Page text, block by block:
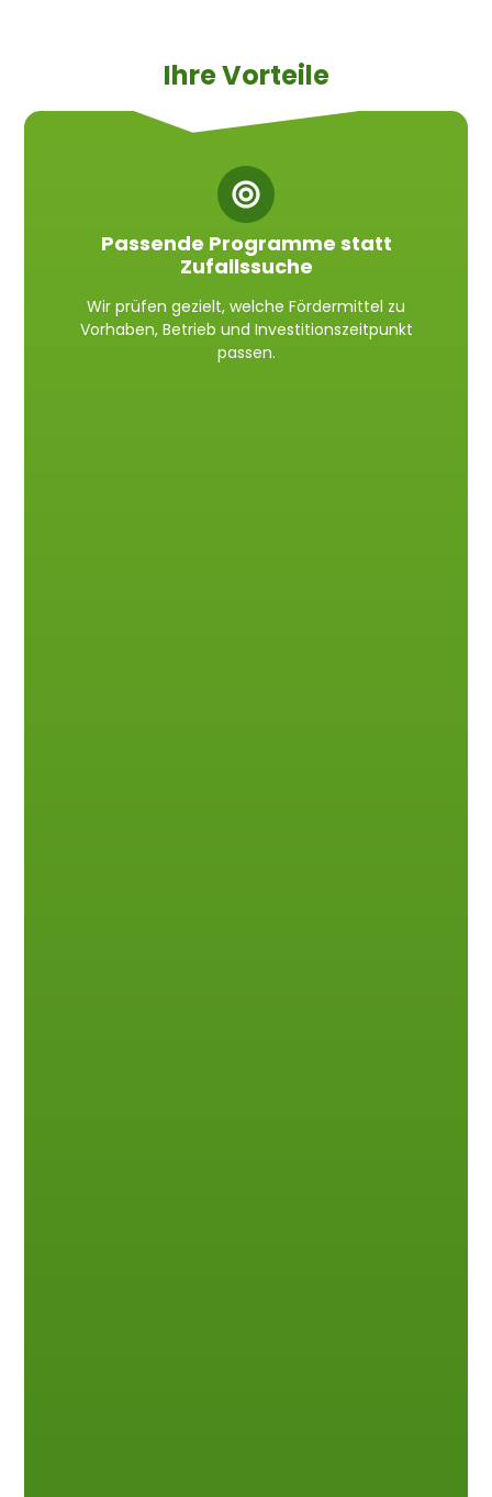
Ihre Vorteile
Passende Programme statt
Zufallssuche
Wir prüfen gezielt, welche Fördermittel zu
Vorhaben, Betrieb und Investitionszeitpunkt
passen.